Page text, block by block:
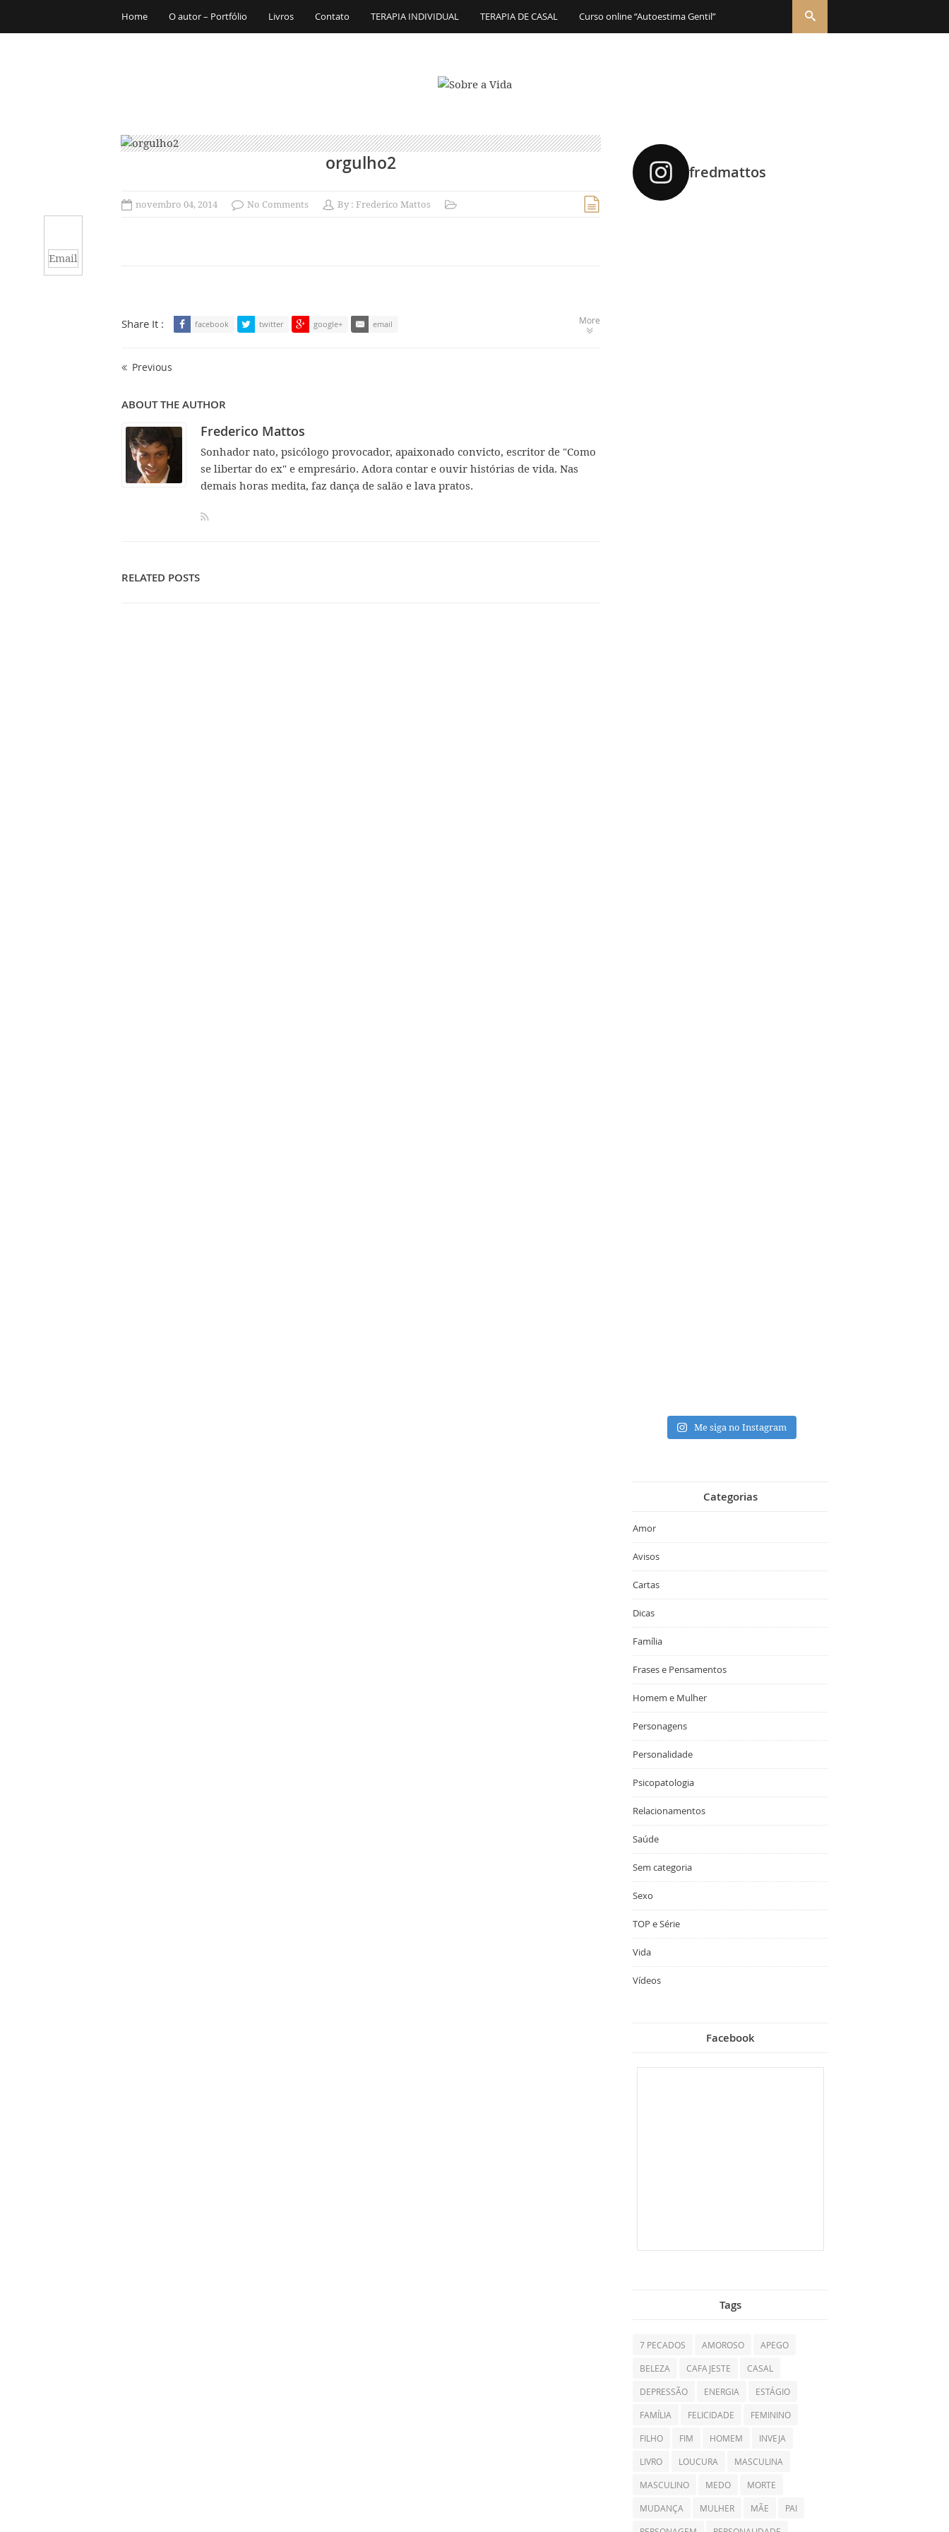
Home O autor – Portfólio Livros Contato TERAPIA INDIVIDUAL TERAPIA DE CASAL Curso online “Autoestima Gentil”
orgulho2
novembro 04, 2014 No Comments By : Frederico Mattos
Email
Share It : facebook twitter google+ email More
Previous
ABOUT THE AUTHOR
Frederico Mattos
Sonhador nato, psicólogo provocador, apaixonado convicto, escritor de "Como
se libertar do ex" e empresário. Adora contar e ouvir histórias de vida. Nas
demais horas medita, faz dança de salão e lava pratos.
RELATED POSTS
fredmattos
Me siga no Instagram
Categorias
Amor
Avisos
Cartas
Dicas
Família
Frases e Pensamentos
Homem e Mulher
Personagens
Personalidade
Psicopatologia
Relacionamentos
Saúde
Sem categoria
Sexo
TOP e Série
Vida
Vídeos
Facebook
Tags
7 PECADOS AMOROSO APEGO
BELEZA CAFAJESTE CASAL
DEPRESSÃO ENERGIA ESTÁGIO
FAMÍLIA FELICIDADE FEMININO
FILHO FIM HOMEM INVEJA
LIVRO LOUCURA MASCULINA
MASCULINO MEDO MORTE
MUDANÇA MULHER MÃE PAI